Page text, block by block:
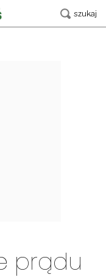
prądu